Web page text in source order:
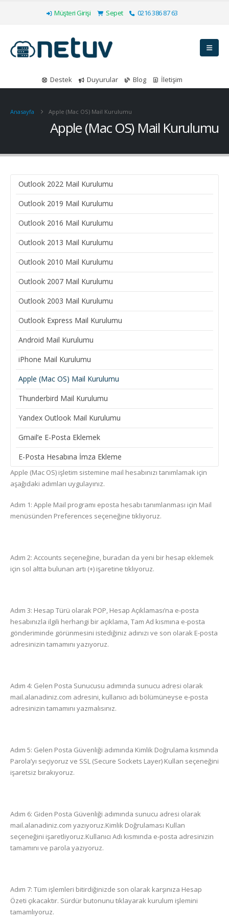
Müşteri Girişi Sepet 0216 386 87 63
Destek Duyurular Blog İletişim
Anasayfa Apple (Mac OS) Mail Kurulumu
Apple (Mac OS) Mail Kurulumu
Outlook 2022 Mail Kurulumu
Outlook 2019 Mail Kurulumu
Outlook 2016 Mail Kurulumu
Outlook 2013 Mail Kurulumu
Outlook 2010 Mail Kurulumu
Outlook 2007 Mail Kurulumu
Outlook 2003 Mail Kurulumu
Outlook Express Mail Kurulumu
Android Mail Kurulumu
iPhone Mail Kurulumu
Apple (Mac OS) Mail Kurulumu
Thunderbird Mail Kurulumu
Yandex Outlook Mail Kurulumu
Gmail’e E-Posta Eklemek
E-Posta Hesabına İmza Ekleme
Apple (Mac OS) işletim sistemine mail hesabınızı tanımlamak için
aşağıdaki adımları uygulayınız.
Adım 1: Apple Mail programı eposta hesabı tanımlanması için Mail
menüsünden Preferences seçeneğine tıklıyoruz.
Adım 2: Accounts seçeneğine, buradan da yeni bir hesap eklemek
için sol altta bulunan artı (+) işaretine tıklıyoruz.
Adım 3: Hesap Türü olarak POP, Hesap Açıklaması’na e-posta
hesabınızla ilgili herhangi bir açıklama, Tam Ad kısmına e-posta
gönderiminde görünmesini istediğiniz adınızı ve son olarak E-posta
adresinizin tamamını yazıyoruz.
Adım 4: Gelen Posta Sunucusu adımında sunucu adresi olarak
mail.alanadiniz.com adresini, kullanıcı adı bölümüneyse e-posta
adresinizin tamamını yazmalısınız.
Adım 5: Gelen Posta Güvenliği adımında Kimlik Doğrulama kısmında
Parola’yı seçiyoruz ve SSL (Secure Sockets Layer) Kullan seçeneğini
işaretsiz bırakıyoruz.
Adım 6: Giden Posta Güvenliği adımında sunucu adresi olarak
mail.alanadiniz.com yazıyoruz.Kimlik Doğrulaması Kullan
seçeneğini işaretliyoruz.Kullanıcı Adı kısmında e-posta adresinizin
tamamını ve parola yazıyoruz.
Adım 7: Tüm işlemleri bitirdiğinizde son olarak karşınıza Hesap
Özeti çıkacaktır. Sürdür butonunu tıklayarak kurulum işlemini
tamamlıyoruz.